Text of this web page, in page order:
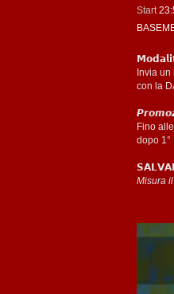
Start
Invia
con la
Fino
dopo 1°
Misura